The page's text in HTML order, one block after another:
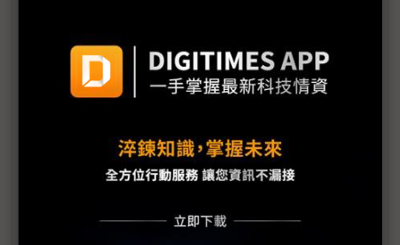
評析：川普震盪來襲 考驗政府「交易的藝術」
伺服器搶關稅生效前出貨 供應鏈急擠墨西哥「人道
NB受關稅重拳暫緩生產 2025全年成長堪慮